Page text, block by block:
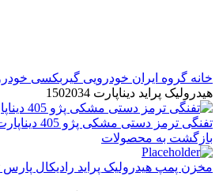
خانه گروه ایران خودرویی گیربکسی
هیدرولیک پراید دیناپارت 1502034
تفنگی ترمز دستی مشکی پژو 405 دیناپارت
بازگشت به محصولات
مخزن پمپ هیدرولیک پراید رادیکال پارس